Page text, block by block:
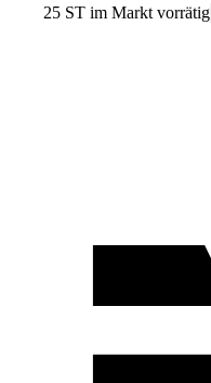
25 ST im Markt vorrätig